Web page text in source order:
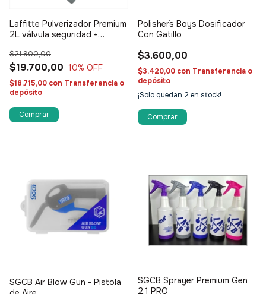
Laffitte Pulverizador Premium
2L válvula seguridad +
$19.700,00
$21.900,00
10% OFF
$18.715,00 con Transferencia o
depósito
Polisher´s Boys Dosificador
Con Gatillo
$3.600,00
$3.420,00 con Transferencia o
depósito
¡Solo quedan 2 en stock!
SGCB Air Blow Gun - Pistola
SGCB Sprayer Premium Gen
2.1 PRO